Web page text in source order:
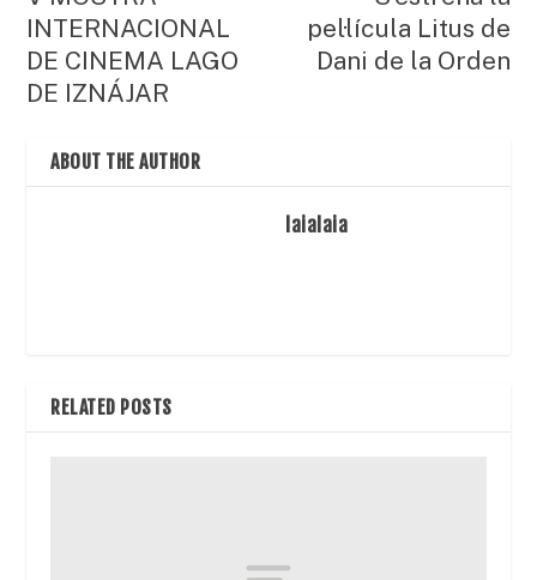
INTERNACIONAL
DE CINEMA LAGO
DE IZNÁJAR
pel·lícula Litus de
Dani de la Orden
ABOUT THE AUTHOR
laialaia
RELATED POSTS